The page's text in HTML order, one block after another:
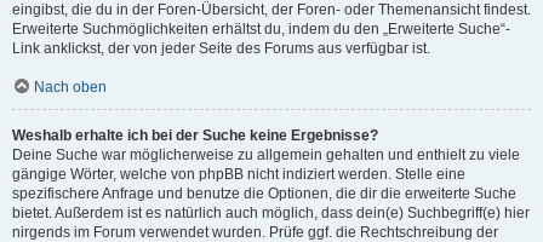
eingibst, die du in der Foren-Übersicht, der Foren- oder Themenansicht findest.
Erweiterte Suchmöglichkeiten erhältst du, indem du den „Erweiterte Suche“-
Link anklickst, der von jeder Seite des Forums aus verfügbar ist.
Nach oben
Weshalb erhalte ich bei der Suche keine Ergebnisse?
Deine Suche war möglicherweise zu allgemein gehalten und enthielt zu viele
gängige Wörter, welche von phpBB nicht indiziert werden. Stelle eine
spezifischere Anfrage und benutze die Optionen, die dir die erweiterte Suche
bietet. Außerdem ist es natürlich auch möglich, dass dein(e) Suchbegriff(e) hier
nirgends im Forum verwendet wurden. Prüfe ggf. die Rechtschreibung der